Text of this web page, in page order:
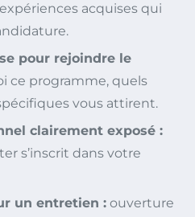
acquises qui
pour rejoindre le
ce programme, quels
vous attirent.
clairement exposé :
s’inscrit dans votre
un entretien : ouverture